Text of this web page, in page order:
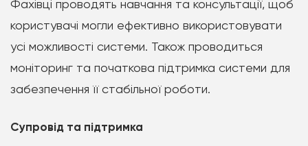
Фахівці проводять навчання та консультації, щоб
користувачі могли ефективно використовувати
усі можливості системи. Також проводиться
моніторинг та початкова підтримка системи для
забезпечення її стабільної роботи.
Супровід та підтримка